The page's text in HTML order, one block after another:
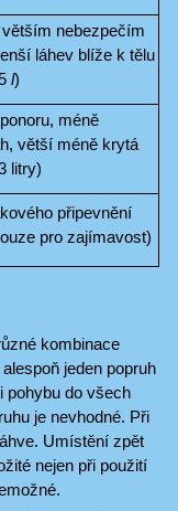
nebezpečím
láhev blíže k tělu
l)
méně
větší méně krytá
litry)
připevnění
pro zajímavost)
kombinace
jeden popruh
pohybu do všech
je nevhodné. Při
Umístění zpět
nejen při použití